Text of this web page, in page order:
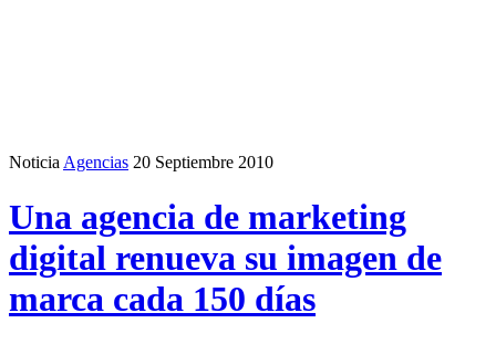
Noticia Agencias 20 Septiembre 2010
Una agencia de marketing
digital renueva su imagen de
marca cada 150 días